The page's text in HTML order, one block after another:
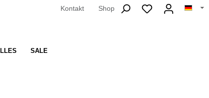
Kontakt Shop
SALE